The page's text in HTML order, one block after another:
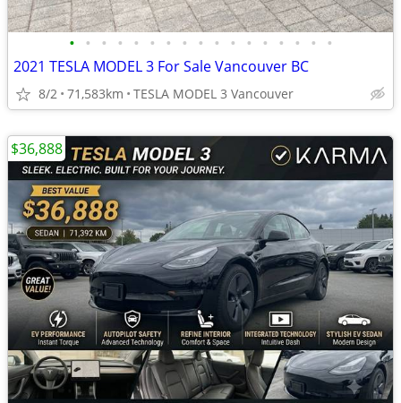
• • • • • • • • • • • • • • • • •
2021 TESLA MODEL 3 For Sale Vancouver BC
8/2 71,583km TESLA MODEL 3 Vancouver
$36,888